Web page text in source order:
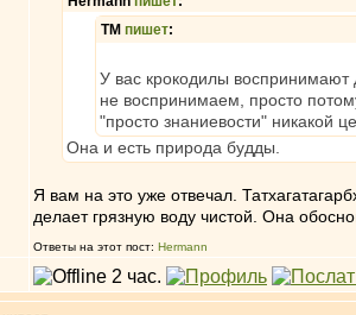
ТМ пишет:
У вас крокодилы
не воспринимаем, просто
"просто знаниевости" никакой
Она и есть природа будды.
Я вам на это уже отвечал.
делает грязную воду чистой. Она
Ответы на этот пост: Hermann